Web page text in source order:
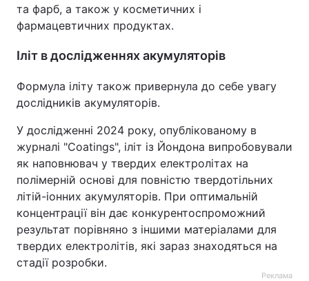
та фарб, а також у косметичних і
фармацевтичних продуктах.
Іліт в дослідженнях акумуляторів
Формула іліту також привернула до себе увагу
дослідників акумуляторів.
У дослідженні 2024 року, опублікованому в
журналі "Coatings", іліт із Йондона випробовували
як наповнювач у твердих електролітах на
полімерній основі для повністю твердотільних
літій-іонних акумуляторів. При оптимальній
концентрації він дає конкурентоспроможний
результат порівняно з іншими матеріалами для
твердих електролітів, які зараз знаходяться на
стадії розробки.
Реклама